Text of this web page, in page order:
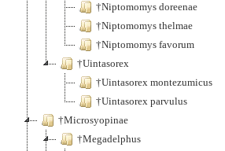
†Niptomomys doreenae
†Niptomomys thelmae
†Niptomomys favorum
†Uintasorex
†Uintasorex montezumicus
†Uintasorex parvulus
†Microsyopinae
†Megadelphus